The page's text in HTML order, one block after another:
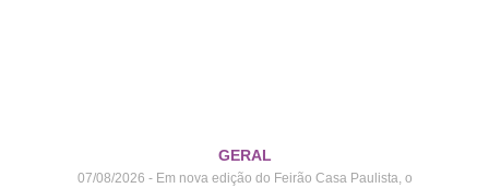
GERAL
07/08/2026 - Em nova edição do Feirão Casa Paulista, o